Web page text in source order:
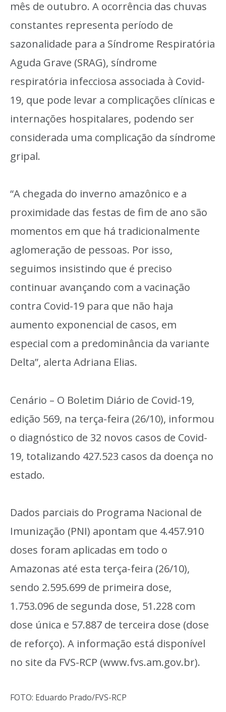
mês de outubro. A ocorrência das chuvas
constantes representa período de
sazonalidade para a Síndrome Respiratória
Aguda Grave (SRAG), síndrome
respiratória infecciosa associada à Covid-
19, que pode levar a complicações clínicas e
internações hospitalares, podendo ser
considerada uma complicação da síndrome
gripal.
“A chegada do inverno amazônico e a
proximidade das festas de fim de ano são
momentos em que há tradicionalmente
aglomeração de pessoas. Por isso,
seguimos insistindo que é preciso
continuar avançando com a vacinação
contra Covid-19 para que não haja
aumento exponencial de casos, em
especial com a predominância da variante
Delta”, alerta Adriana Elias.
Cenário – O Boletim Diário de Covid-19,
edição 569, na terça-feira (26/10), informou
o diagnóstico de 32 novos casos de Covid-
19, totalizando 427.523 casos da doença no
estado.
Dados parciais do Programa Nacional de
Imunização (PNI) apontam que 4.457.910
doses foram aplicadas em todo o
Amazonas até esta terça-feira (26/10),
sendo 2.595.699 de primeira dose,
1.753.096 de segunda dose, 51.228 com
dose única e 57.887 de terceira dose (dose
de reforço). A informação está disponível
no site da FVS-RCP (www.fvs.am.gov.br).
FOTO: Eduardo Prado/FVS-RCP